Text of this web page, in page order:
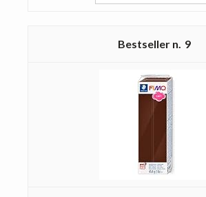
9